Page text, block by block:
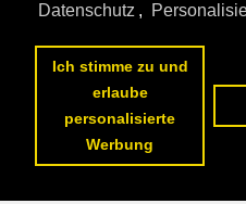
Datenschutzerklärung
Datenschutz ,
Ich stimme zu und
erlaube
personalisierte
Werbung